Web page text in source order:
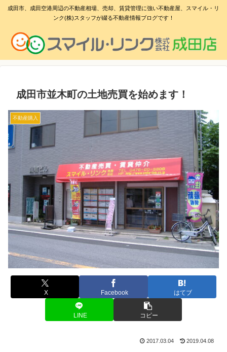
成田市、成田空港周辺の不動産相場、売却、賃貸管理に強い不動産屋、スマイル・リ
ンク(株)スタッフが綴る不動産情報ブログです！
成田市並木町の土地売買を始めます！
不動産購入
X Facebook はてブ
LINE コピー
2017.03.04 2019.04.08